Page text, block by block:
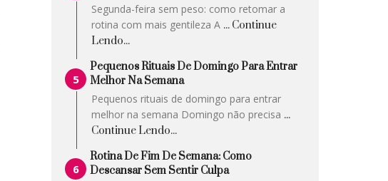
Segunda-feira sem peso: como retomar a
rotina com mais gentileza A ... Continue
Lendo...
Pequenos Rituais De Domingo Para Entrar
Melhor Na Semana
Pequenos rituais de domingo para entrar
melhor na semana Domingo não precisa ...
Continue Lendo...
Rotina De Fim De Semana: Como
Descansar Sem Sentir Culpa